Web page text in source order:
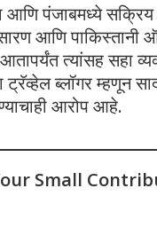
आणि पंजाबमध्ये
आणि
त्यांसह सहा
ब्लॉगर म्हणून
आरोप आहे.
Small